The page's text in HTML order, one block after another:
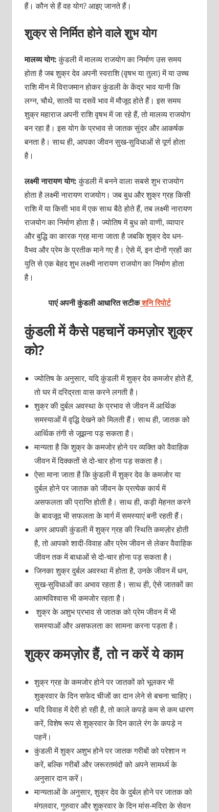
हैं। कौन से हैं वह योग? आइए जानते हैं।
शुक्र से निर्मित होने वाले शुभ योग
मालव्य योग:कुंडली में मालव्य राजयोग का निर्माण उस समय
होता है जब शुक्र देव अपनी स्वराशि (वृषभ या तुला) में या उच्च
राशि मीन में विराजमान होकर कुंडली के केंद्र भाव यानी कि
लग्न, चौथे, सातवें या दसवें भाव में मौजूद होते हैं। इस समय
शुक्र महाराज अपनी राशि वृषभ में जा रहे हैं, तो मालव्य राजयोग
बन रहा है। इस योग के प्रभाव से जातक सुंदर और आकर्षक
बनता है। साथ ही, आपका जीवन सुख-सुविधाओं से पूर्ण होता
है।
लक्ष्मी नारायण योग:कुंडली में बनने वाला सबसे शुभ राजयोग
होता है लक्ष्मी नारायण राजयोग। जब बुध और शुक्र ग्रह किसी
राशि में या किसी भाव में एक साथ बैठे होते हैं, तब लक्ष्मी नारायण
राजयोग का निर्माण होता है। ज्योतिष में बुध को वाणी, व्यापार
और बुद्धि का कारक ग्रह माना जाता है जबकि शुक्र देव धन-
वैभव और प्रेम के प्रतीक माने गए है। ऐसे में, इन दोनों ग्रहों का
युति से एक बेहद शुभ लक्ष्मी नारायण राजयोग का निर्माण होता
है।
पाएं अपनी कुंडली आधारित सटीकशनि रिपोर्ट
कुंडली में कैसे पहचानें कमज़ोर शुक्र
को?
ज्योतिष के अनुसार, यदि कुंडली में शुक्र देव कमजोर होते हैं,
तो घर में दरिद्रता वास करने लगती है।
शुक्र की दुर्बल अवस्था के प्रभाव से जीवन में आर्थिक
समस्याओं में वृद्धि देखने को मिलती हैं। साथ ही, जातक को
आर्थिक तंगी से जूझना पड़ सकता है।
मान्यता है कि शुक्र के कमजोर होने पर व्यक्ति को वैवाहिक
जीवन में दिक्कतों से दो-चार होना पड़ सकता है।
ऐसा माना जाता है कि कुंडली में शुक्र देव के कमजोर या
दुर्बल होने पर जातक को जीवन के प्रत्येक कार्य में
असफलता की प्राप्ति होती है। साथ ही, कड़ी मेहनत करने
के बावजूद भी सफलता के मार्ग में समस्याएं बनी रहती हैं।
अगर आपकी कुंडली में शुक्र ग्रह की स्थिति कमज़ोर होती
है, तो आपको शादी-विवाह और प्रेम जीवन से लेकर वैवाहिक
जीवन तक में बाधाओं से दो-चार होना पड़ सकता है।
जिनका शुक्र दुर्बल अवस्था में होता है, उनके जीवन में धन,
सुख-सुविधाओं का अभाव रहता है। साथ ही, ऐसे जातकों का
आत्मविश्वास भी कमजोर रहता है।
शुक्र के अशुभ प्रभाव से जातक को प्रेम जीवन में भी
समस्याओं और असफलता का सामना करना पड़ता है।
शुक्र कमज़ोर हैं, तो न करें ये काम
शुक्र ग्रह के कमजोर होने पर जातकों को भूलकर भी
शुक्रवार के दिन सफेद चीजों का दान लेने से बचना चाहिए।
यदि विवाह में देरी हो रही है, तो काले कपड़े कम से कम धारण
करें, विशेष रूप से शुक्रवार के दिन काले रंग के कपड़े न
पहनें।
कुंडली में शुक्र अशुभ होने पर जातक गरीबों को परेशान न
करें, बल्कि गरीबों और जरूरतमंदों को अपने सामर्थ्य के
अनुसार दान करें।
मान्यताओं के अनुसार, शुक्र देव के दुर्बल होने पर जातक को
मंगलवार, गुरुवार और शुक्रवार के दिन मांस-मदिरा के सेवन